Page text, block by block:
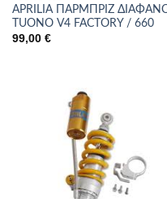
APRILIA ΠΑΡΜΠΡΙΖ
TUONO V4 FACTORY / 660
99,00 €